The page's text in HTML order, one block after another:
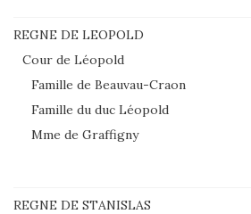
REGNE DE LEOPOLD
Cour de Léopold
Famille de Beauvau-Craon
Famille du duc Léopold
Mme de Graffigny
REGNE DE STANISLAS